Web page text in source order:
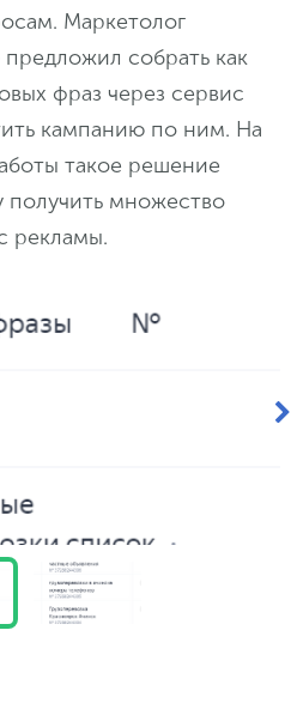
Маркетолог
собрать как
фраз через сервис
кампанию по ним. На
такое решение
получить множество
рекламы.